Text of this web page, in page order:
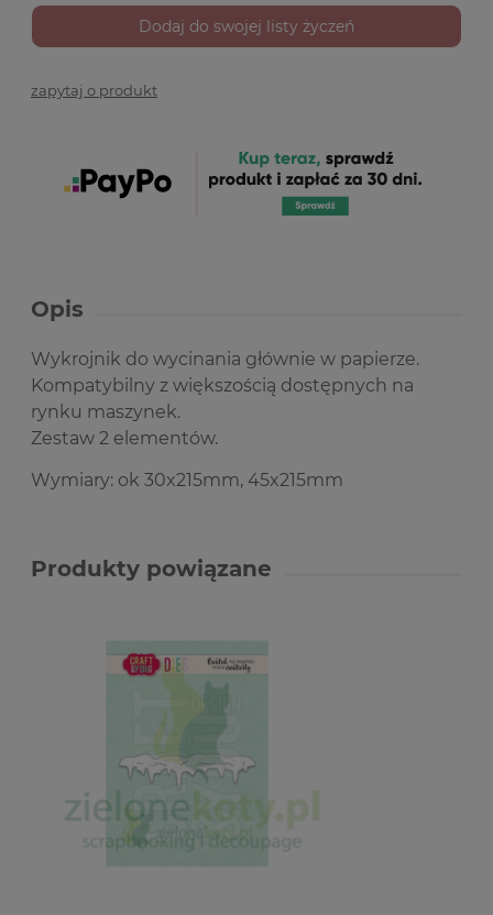
Dodaj do swojej listy życzeń
zapytaj o produkt
Opis
Wykrojnik do wycinania głównie w papierze.
Kompatybilny z większością dostępnych na
rynku maszynek.
Zestaw 2 elementów.
Wymiary: ok 30x215mm, 45x215mm
Produkty powiązane